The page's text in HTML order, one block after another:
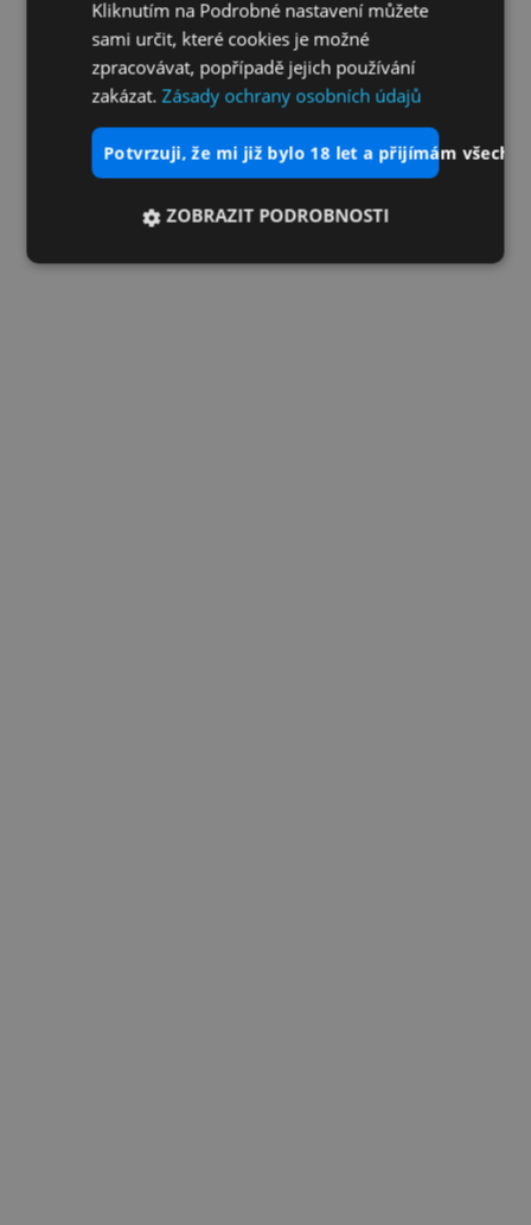
Kliknutím na Podrobné nastavení můžete
sami určit, které cookies je možné
zpracovávat, popřípadě jejich používání
zakázat.Zásady ochrany osobních údajů
potvrzuji, že mi již bylo 18 let a přijímám
ZOBRAZIT PODROBNOSTI